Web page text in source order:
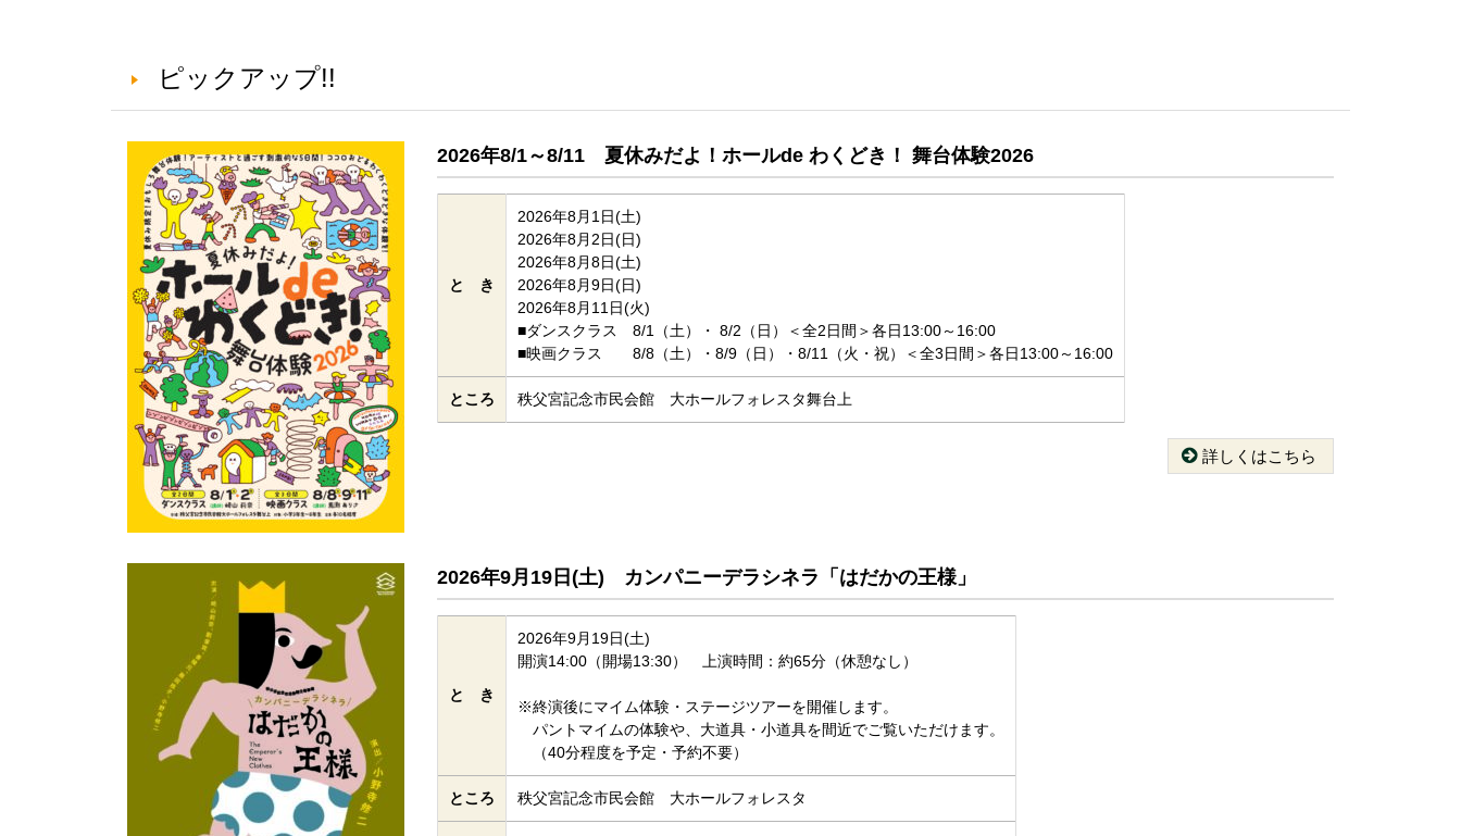
ピックアップ!!
2026年8/1～8/11 夏休みだよ！ホールde わくどき！ 舞台体験2026
と き
2026年8月1日(土)
2026年8月2日(日)
2026年8月8日(土)
2026年8月9日(日)
2026年8月11日(火)
■ダンスクラス 8/1（土）・ 8/2（日）＜全2日間＞各日13:00～16:00
■映画クラス 8/8（土）・8/9（日）・8/11（火・祝）＜全3日間＞各日13:00～16:00
ところ 秩父宮記念市民会館 大ホールフォレスタ舞台上
詳しくはこちら
2026年9月19日(土) カンパニーデラシネラ「はだかの王様」
と き
2026年9月19日(土)
開演14:00（開場13:30） 上演時間：約65分（休憩なし）
※終演後にマイム体験・ステージツアーを開催します。
パントマイムの体験や、大道具・小道具を間近でご覧いただけます。
（40分程度を予定・予約不要）
ところ 秩父宮記念市民会館 大ホールフォレスタ